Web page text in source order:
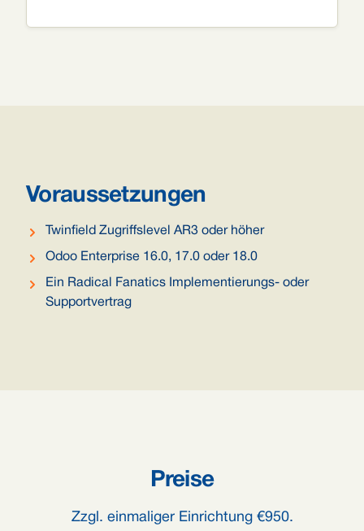
Voraussetzungen
Twinfield Zugriffslevel AR3 oder höher
Odoo Enterprise 16.0, 17.0 oder 18.0
Ein Radical Fanatics Implementierungs- oder
Supportvertrag
Preise
Zzgl. einmaliger Einrichtung €950.